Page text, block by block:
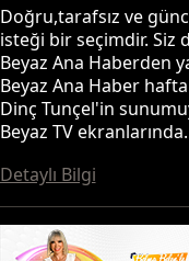
Doğru,tarafsız ve
isteği bir seçimdir. Siz
Beyaz Ana Haberden
Beyaz Ana Haber
Dinç Tunçel'in
Beyaz TV
Detaylı Bilgi